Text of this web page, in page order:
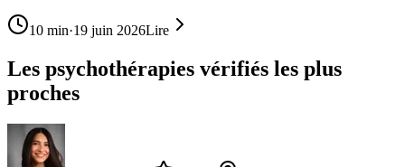
10 min·19 juin 2026Lire
Les psychothérapies vérifiés les plus
proches